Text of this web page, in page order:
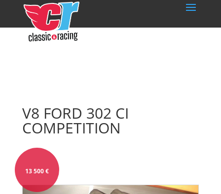
V8 FORD 302 CI
COMPETITION
13 500€